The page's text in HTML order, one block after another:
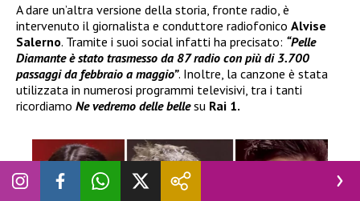
A dare un’altra versione della storia, fronte radio, è
intervenuto il giornalista e conduttore radiofonico Alvise
Salerno. Tramite i suoi social infatti ha precisato: “Pelle
Diamante è stato trasmesso da 87 radio con più di 3.700
passaggi da febbraio a maggio”. Inoltre, la canzone è stata
utilizzata in numerosi programmi televisivi, tra i tanti
ricordiamo Ne vedremo delle bellesu Rai 1.